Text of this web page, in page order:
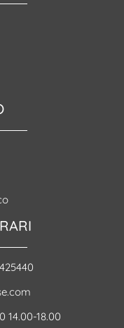
14.00-18.00